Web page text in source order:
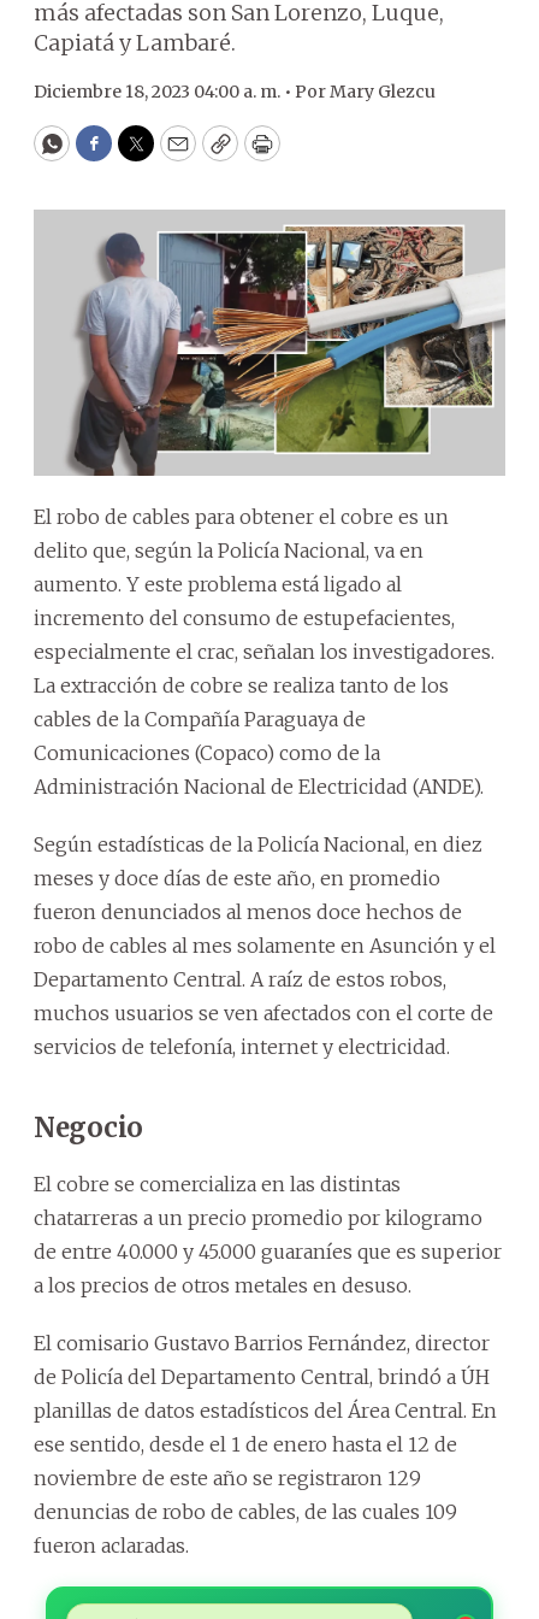
más afectadas son San Lorenzo, Luque,
Capiatá y Lambaré.
Diciembre 18, 2023 04:00 a. m. • PorMary Glezcu
WhatsApp
Facebook
Twitter
EmailCopyPrint
El robo de cables para obtener el cobre es un
delito que, según la Policía Nacional, va en
aumento. Y este problema está ligado al
incremento del consumo de estupefacientes,
especialmente el crac, señalan los investigadores.
La extracción de cobre se realiza tanto de los
cables de la Compañía Paraguaya de
Comunicaciones (Copaco) como de la
Administración Nacional de Electricidad (ANDE).
Según estadísticas de la Policía Nacional, en diez
meses y doce días de este año, en promedio
fueron denunciados al menos doce hechos de
robo de cables al mes solamente en Asunción y el
Departamento Central. A raíz de estos robos,
muchos usuarios se ven afectados con el corte de
servicios de telefonía, internet y electricidad.
Negocio
El cobre se comercializa en las distintas
chatarreras a un precio promedio por kilogramo
de entre 40.000 y 45.000 guaraníes que es superior
a los precios de otros metales en desuso.
El comisario Gustavo Barrios Fernández, director
de Policía del Departamento Central, brindó a ÚH
planillas de datos estadísticos del Área Central. En
ese sentido, desde el 1 de enero hasta el 12 de
noviembre de este año se registraron 129
denuncias de robo de cables, de las cuales 109
fueron aclaradas.